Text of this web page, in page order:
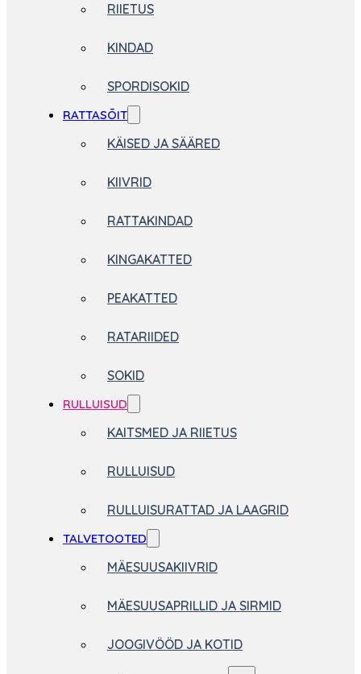
RIIETUS
KINDAD
SPORDISOKID
RATTASÕIT
KÄISED JA SÄÄRED
KIIVRID
RATTAKINDAD
KINGAKATTED
PEAKATTED
RATARIIDED
SOKID
RULLUISUD
KAITSMED JA RIIETUS
RULLUISUD
RULLUISURATTAD JA LAAGRID
TALVETOOTED
MÄESUUSAKIIVRID
MÄESUUSAPRILLID JA SIRMID
JOOGIVÖÖD JA KOTID